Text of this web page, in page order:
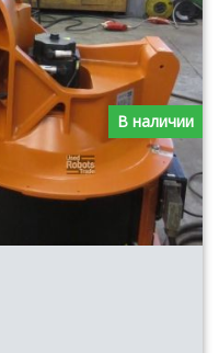
В наличии